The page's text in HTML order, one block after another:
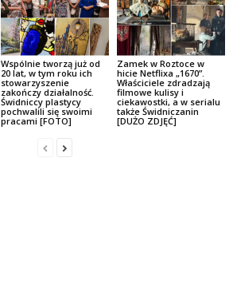
Wspólnie tworzą już od
20 lat, w tym roku ich
stowarzyszenie
zakończy działalność.
Świdniccy plastycy
pochwalili się swoimi
pracami [FOTO]
Zamek w Roztoce w
hicie Netflixa „1670”.
Właściciele zdradzają
filmowe kulisy i
ciekawostki, a w serialu
także Świdniczanin
[DUŻO ZDJĘĆ]